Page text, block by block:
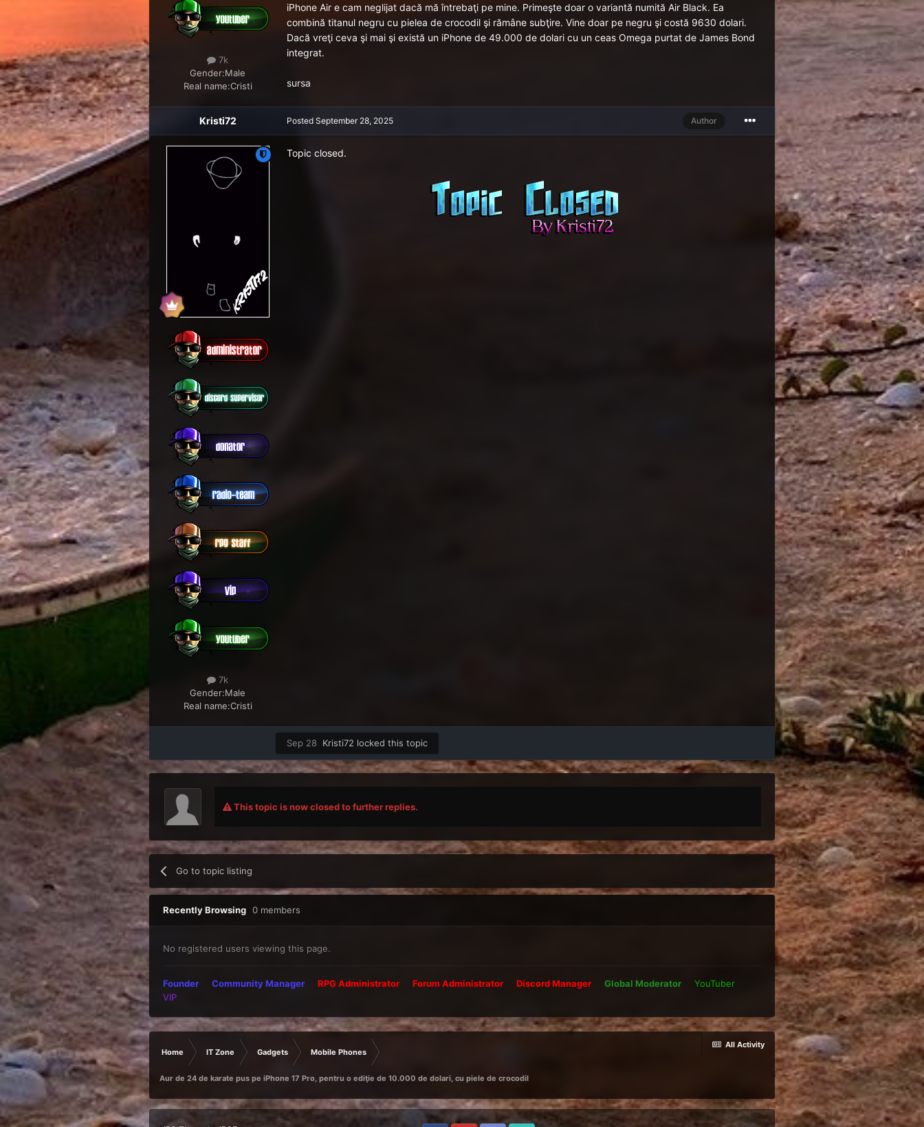
7k
Gender:Male
Real name:Cristi
iPhone Air e cam neglijat dacă mă întrebaţi pe mine. Primeşte doar o variantă numită Air Black. Ea
combină titanul negru cu pielea de crocodil şi rămâne subţire. Vine doar pe negru şi costă 9630 dolari.
Dacă vreţi ceva şi mai şi există un iPhone de 49.000 de dolari cu un ceas Omega purtat de James Bond
integrat.
sursa
Kristi72
7k
Gender:Male
Real name:Cristi
Author
Posted September 28, 2025
Topic closed.
Sep 28 Kristi72 locked this topic
This topic is now closed to further replies.
Go to topic listing
Recently Browsing 0 members
No registered users viewing this page.
Founder Community Manager RPG Administrator Forum Administrator Discord Manager Global Moderator
YouTuber
VIP
All Activity
Home IT Zone Gadgets Mobile Phones
Aur de 24 de karate pus pe iPhone 17 Pro, pentru o ediţie de 10.000 de dolari, cu piele de crocodil